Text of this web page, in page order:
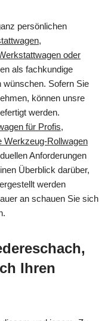
persönlichen
oder
als fachkundige
Sofern Sie
können unsre
werden.
für Profis,
Werkzeug-Rollwagen
Anforderungen
Überblick darüber,
werden
an schauen Sie sich
Ihren